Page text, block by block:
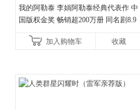
我的阿勒泰 李娟阿勒泰经典代表作 中
国版权金奖 畅销超200万册 同名剧8.9
加入购物车
收藏